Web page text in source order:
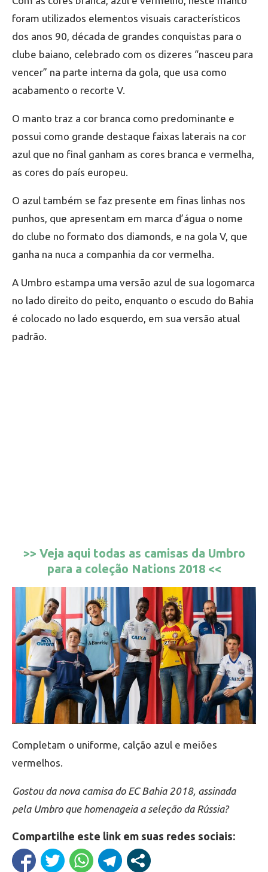
foram utilizados elementos visuais característicos
dos anos 90, década de grandes conquistas para o
clube baiano, celebrado com os dizeres “nasceu para
vencer” na parte interna da gola, que usa como
acabamento o recorte V.
O manto traz a cor branca como predominante e
possui como grande destaque faixas laterais na cor
azul que no final ganham as cores branca e vermelha,
as cores do país europeu.
O azul também se faz presente em finas linhas nos
punhos, que apresentam em marca d’água o nome
do clube no formato dos diamonds, e na gola V, que
ganha na nuca a companhia da cor vermelha.
A Umbro estampa uma versão azul de sua logomarca
no lado direito do peito, enquanto o escudo do Bahia
é colocado no lado esquerdo, em sua versão atual
padrão.
>> Veja aqui todas as camisas da Umbro
para a coleção Nations 2018 <<
Completam o uniforme, calção azul e meiões
vermelhos.
Gostou da nova camisa do EC Bahia 2018, assinada
pela Umbro que homenageia a seleção da Rússia?
Compartilhe este link em suas redes sociais: